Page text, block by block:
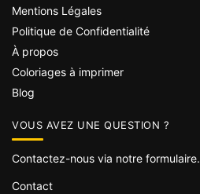
Mentions Légales
Politique de Confidentialité
À propos
Coloriages à imprimer
Blog
VOUS AVEZ UNE QUESTION ?
Contactez-nous via notre formulaire.
Contact